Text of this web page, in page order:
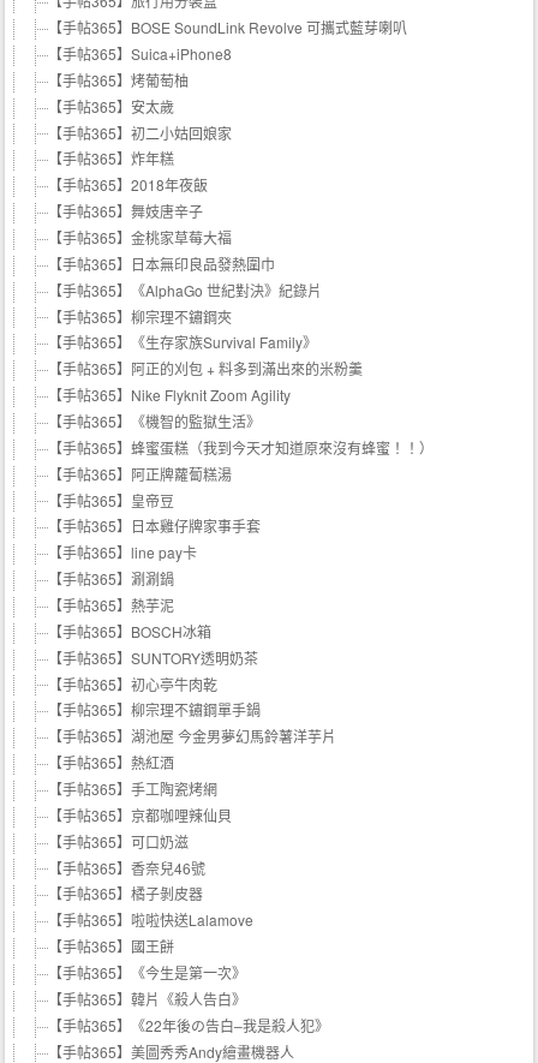
【手帖365】BOSE SoundLink Revolve 可攜式藍芽喇叭
【手帖365】Suica+iPhone8
【手帖365】烤葡萄柚
【手帖365】安太歲
【手帖365】初二小姑回娘家
【手帖365】炸年糕
【手帖365】2018年夜飯
【手帖365】舞妓唐辛子
【手帖365】金桃家草莓大福
【手帖365】日本無印良品發熱圍巾
【手帖365】《AlphaGo 世紀對決》紀錄片
【手帖365】柳宗理不鏽鋼夾
【手帖365】《生存家族Survival Family》
【手帖365】阿正的刈包 + 料多到滿出來的米粉羹
【手帖365】Nike Flyknit Zoom Agility
【手帖365】《機智的監獄生活》
【手帖365】蜂蜜蛋糕（我到今天才知道原來沒有蜂蜜！！）
【手帖365】阿正牌蘿蔔糕湯
【手帖365】皇帝豆
【手帖365】日本雞仔牌家事手套
【手帖365】line pay卡
【手帖365】涮涮鍋
【手帖365】熱芋泥
【手帖365】BOSCH冰箱
【手帖365】SUNTORY透明奶茶
【手帖365】初心亭牛肉乾
【手帖365】柳宗理不鏽鋼單手鍋
【手帖365】湖池屋 今金男夢幻馬鈴薯洋芋片
【手帖365】熱紅酒
【手帖365】手工陶瓷烤網
【手帖365】京都咖哩辣仙貝
【手帖365】可口奶滋
【手帖365】香奈兒46號
【手帖365】橘子剝皮器
【手帖365】啦啦快送Lalamove
【手帖365】國王餅
【手帖365】《今生是第一次》
【手帖365】韓片《殺人告白》
【手帖365】《22年後の告白–我是殺人犯》
【手帖365】美圖秀秀Andy繪畫機器人